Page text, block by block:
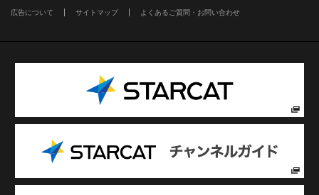
広告について サイトマップ よくあるご質問・お問い合わせ